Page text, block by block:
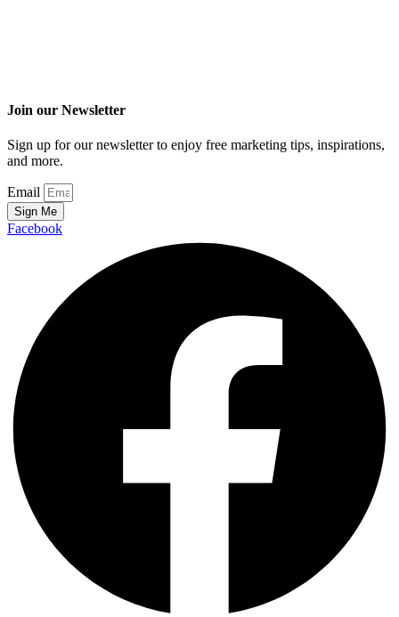
Join our Newsletter
Sign up for our newsletter to enjoy free marketing tips, inspirations,
and more.
Email
Sign Me
Facebook